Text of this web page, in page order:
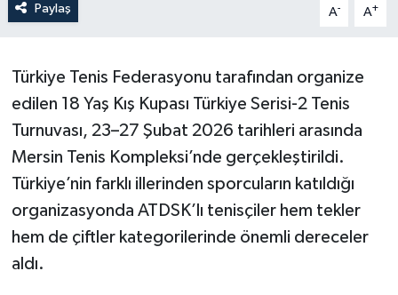
Paylaş A- A+
Türkiye Tenis Federasyonu tarafından organize
edilen 18 Yaş Kış Kupası Türkiye Serisi-2 Tenis
Turnuvası, 23–27 Şubat 2026 tarihleri arasında
Mersin Tenis Kompleksi’nde gerçekleştirildi.
Türkiye’nin farklı illerinden sporcuların katıldığı
organizasyonda ATDSK’lı tenisçiler hem tekler
hem de çiftler kategorilerinde önemli dereceler
aldı.